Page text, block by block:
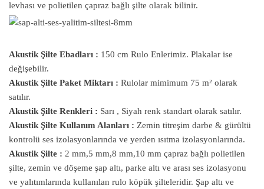
levhası ve polietilen çapraz bağlı şilte olarak bilinir.
Akustik Şilte Ebadları : 150 cm Rulo Enlerimiz. Plakalar ise
değişebilir.
Akustik Şilte Paket Miktarı : Rulolar mimimum 75 m² olarak
satılır.
Akustik Şilte Renkleri : Sarı , Siyah renk standart olarak satılır.
Akustik Şilte Kullanım Alanları : Zemin titreşim darbe & gürültü
kontrolü ses izolasyonlarında ve yerden ısıtma izolasyonlarında.
Akustik Şilte : 2 mm,5 mm,8 mm,10 mm çapraz bağlı polietilen
şilte, zemin ve döşeme şap altı, parke altı ve arası ses izolasyonu
ve yalıtımlarında kullanılan rulo köpük şilteleridir. Şap altı ve